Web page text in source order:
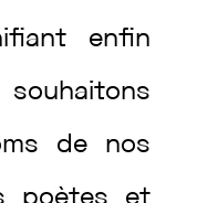
enfin
souhaitons
de nos